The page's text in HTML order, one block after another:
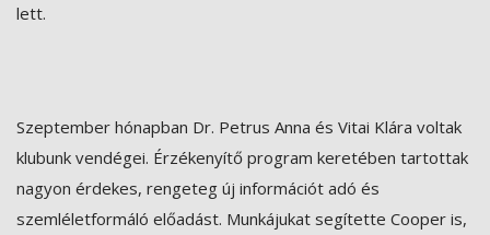
lett.
Szeptember hónapban Dr. Petrus Anna és Vitai Klára voltak
klubunk vendégei. Érzékenyítő program keretében tartottak
nagyon érdekes, rengeteg új információt adó és
szemléletformáló előadást. Munkájukat segítette Cooper is,